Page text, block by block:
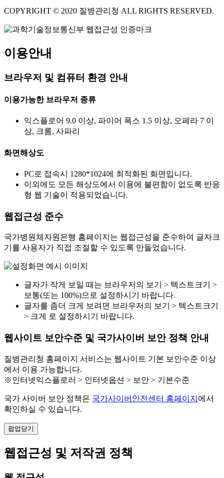
COPYRIGHT © 2020 질병관리청 ALL RIGHTS RESERVED.
이용안내
브라우저 및 컴퓨터 환경 안내
이용가능한 브라우저 종류
익스플로어 9.0 이상, 파이어 폭스 1.5 이상, 오페라 7 이
상, 크롬, 사파리
화면해상도
PC로 접속시 1280*1024에 최적화된 화면입니다.
이외에도 모든 해상도에서 이용에 불편함이 없도록 반응
형 웹 기술이 적용되었습니다.
웹접근성 준수
국가병원체자원은행 홈페이지는 웹접근성을 준수하여 글자크
기를 사용자가 직접 조절할 수 있도록 만들었습니다.
글자가 작게 보일 때는 브라우저의 보기 > 텍스트크기 >
보통(또는 100%)으로 설정하시기 바랍니다.
글자를 좀더 크게 보려면 브라우저의 보기 > 텍스트크기
> 크게 로 설정하시기 바랍니다.
웹사이트 보안수준 및 국가사이버 보안 정책 안내
질병관리청 홈페이지 서비스는 웹사이트 기본 보안수준 이상
에서 이용 가능합니다.
※인터넷익스플로러 > 인터넷옵션 > 보안 > 기본수준
국가 사이버 보안 정책은 국가사이버안전센터 홈페이지 에서
확인하실 수 있습니다.
팝업닫기
웹접근성 및 저작권 정책